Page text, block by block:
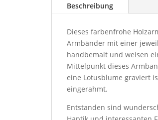
Beschreibung
Dieses farbenfrohe
Armbänder mit einer
handbemalt und weisen
Mittelpunkt dieses
eine Lotusblume graviert
eingerahmt.
Entstanden sind